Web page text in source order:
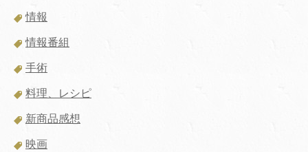
情報
情報番組
手術
料理、レシピ
新商品感想
映画